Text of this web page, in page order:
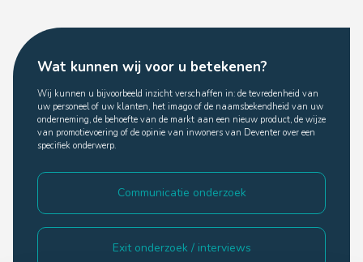
Wat kunnen wij voor u betekenen?
Wij kunnen u bijvoorbeeld inzicht verschaffen in: de tevredenheid van
uw personeel of uw klanten, het imago of de naamsbekendheid van uw
onderneming, de behoefte van de markt aan een nieuw product, de wijze
van promotievoering of de opinie van inwoners van Deventer over een
specifiek onderwerp.
Communicatie onderzoek
Exit onderzoek / interviews